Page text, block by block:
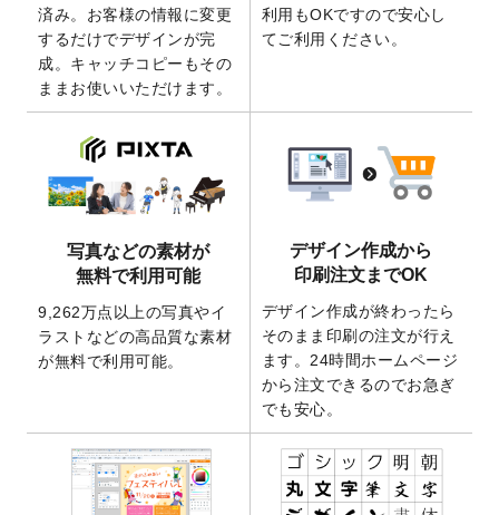
グ」「テンプレート間でパーツを流用する
方法」を公開いたしました。
2026/4/21
アクリルキーホルダーのデザインテンプレ
ート を追加いたしました。
りました！
2025/12/22
【新商品】アクリルキーホルダーが作成で
きるようになりました！
2025/12/22
2026年版4月始まりのカレンダーデザイン
テンプレート
を公開いたしました。
開いたしました。
2025/9/30
【新商品】クリアファイルバッグ が作成で
きるようになりました！
2026年午年の年賀状デザインテンプレート
を公開いたしました。
2025/9/10
喪中はがき・寒中見舞いのデザインテンプ
レートを公開いたしました。
済み。お客様の情報に変更
するだけでデザインが完
成。キャッチコピーもその
ままお使いいただけます。
利用もOKですので安心し
てご利用ください。
写真などの素材が
無料で利用可能
9,262万点以上の写真やイ
ラストなどの高品質な素材
が無料で利用可能。
デザイン作成から
印刷注文までOK
デザイン作成が終わったら
そのまま印刷の注文が行え
ます。24時間ホームページ
から注文できるのでお急ぎ
でも安心。